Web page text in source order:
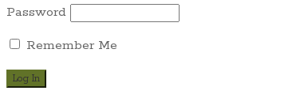
Password
Remember Me